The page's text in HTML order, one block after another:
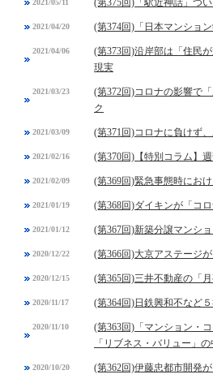
2021/05/11 (第375回)「駅近神話」つ
2021/04/20 (第374回)「日本マンショ
2021/04/06
(第373回)沿岸部は「住民
現実
2021/03/23
(第372回)コロナの影響で
ク
2021/03/09 (第371回)コロナに負けず
2021/02/16 (第370回)【特別コラム】
2021/02/09 (第369回)緊急事態時にお
2021/01/19 (第368回)ダイキンが「コ
2021/01/12 (第367回)新築分譲マンシ
2020/12/22 (第366回)大京アステージ
2020/12/15 (第365回)三井不動産の「
2020/11/17 (第364回)日鉄興和不など
2020/11/10
(第363回)「マンション・
「リブネス・バリュー」
2020/10/20 (第362回)伊藤忠都市開発